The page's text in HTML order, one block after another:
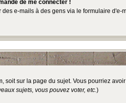
de me connecter !
e-mails à des gens via le formulaire
soit sur la page du sujet. Vous pourriez
sujets, vous pouvez voter, etc.)